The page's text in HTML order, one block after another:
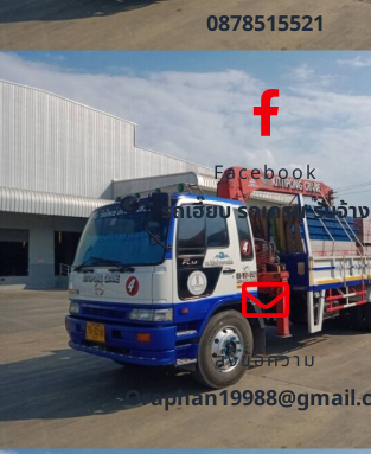
0878515521
Facebook
รถเฮี๊ยบ รถเครน รับจ้าง
ส่งข้อความ